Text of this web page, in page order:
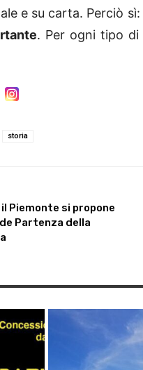
e su carta. Perciò sì:
. Per ogni tipo di
E
storia
Piemonte si propone
Partenza della